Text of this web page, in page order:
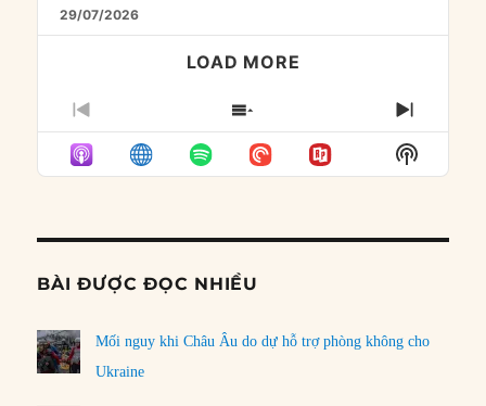
29/07/2026
LOAD MORE
PREVIOUS
EPISODE
SHOW
EPISODES
LIST
NEXT
Show
Podcast
BÀI ĐƯỢC ĐỌC NHIỀU
Mối nguy khi Châu Âu do dự hỗ trợ phòng không cho
Ukraine